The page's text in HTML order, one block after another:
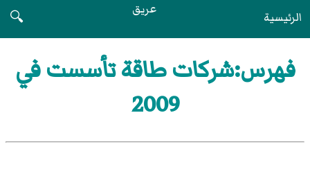
الرئيسية عريق
🔍
فهرس:شركات طاقة تأسست في
2009